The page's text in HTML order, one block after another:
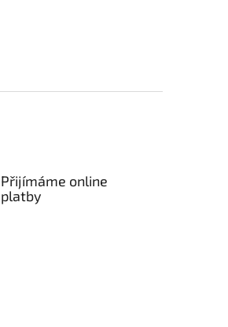
Přijímáme online
platby